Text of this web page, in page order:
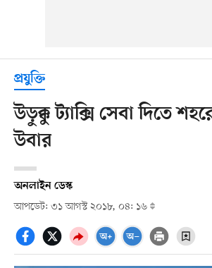
প্রযুক্তি
উড়ুক্কু ট্যাক্সি সেবা দিতে
উবার
অনলাইন ডেস্ক
আপডেট: ৩১ আগস্ট ২০১৮, ০৪: ১৬